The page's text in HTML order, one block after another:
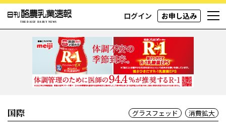
ログイン お申し込み
国際 グラスフェッド 消費拡大